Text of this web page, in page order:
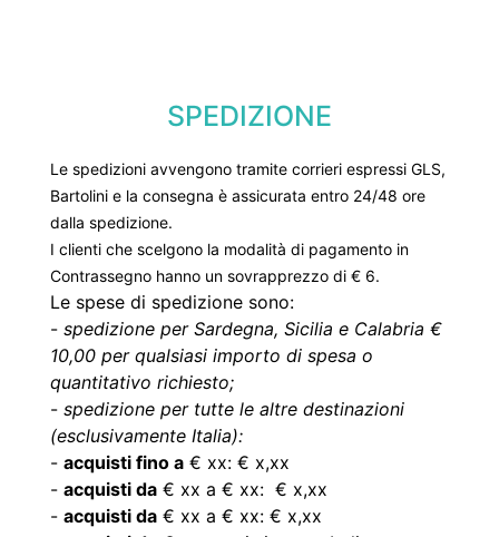
SPEDIZIONE
Le spedizioni avvengono tramite corrieri espressi GLS,
Bartolini e la consegna è assicurata entro 24/48 ore
dalla spedizione.
I clienti che scelgono la modalità di pagamento in
Contrassegno hanno un sovrapprezzo di € 6.
Le spese di spedizione sono:
- spedizione per Sardegna, Sicilia e Calabria €
10,00 per qualsiasi importo di spesa o
quantitativo richiesto;
- spedizione per tutte le altre destinazioni
(esclusivamente Italia):
- acquisti fino a € xx: € x,xx
- acquisti da € xx a € xx: € x,xx
- acquisti da € xx a € xx: € x,xx